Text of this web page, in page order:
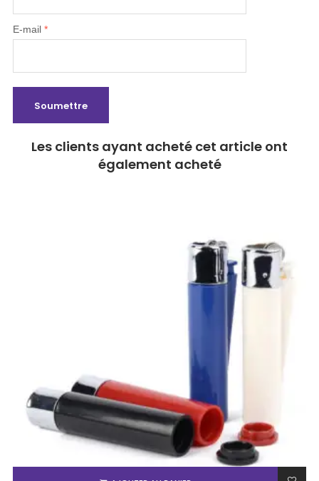
E-mail *
Les clients ayant acheté cet article ont
également acheté